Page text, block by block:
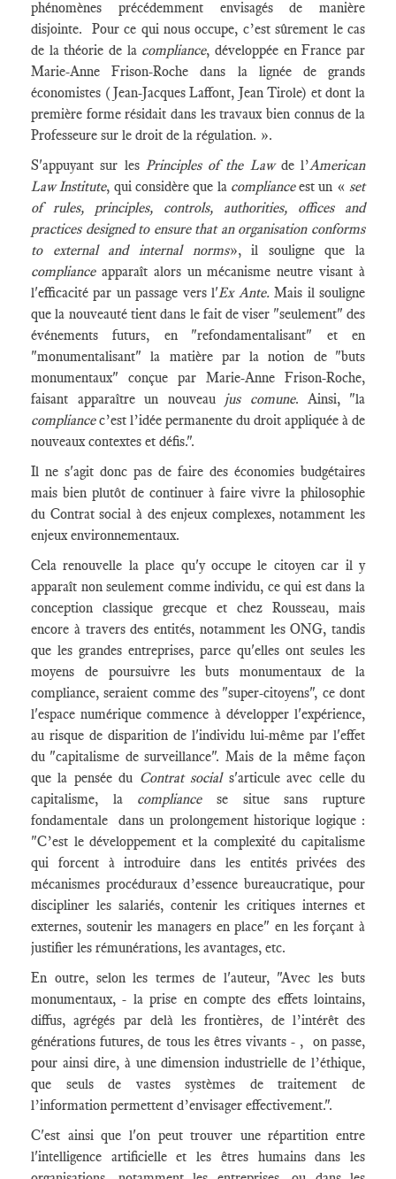
phénomènes précédemment envisagés de manière
disjointe. Pour ce qui nous occupe, c’est sûrement le cas
de la théorie de la compliance, développée en France par
Marie-Anne Frison-Roche dans la lignée de grands
économistes (Jean-Jacques Laffont, Jean Tirole) et dont la
première forme résidait dans les travaux bien connus de la
Professeure sur le droit de la régulation. ».
S'appuyant sur les Principles of the Lawde l’American
Law Institute, qui considère que la complianceest un «set
of rules, principles, controls, authorities, offices and
practices designed to ensure that an organisation conforms
to external and internal norms», il souligne que la
compliance apparaît alors un mécanisme neutre visant à
l'efficacité par un passage vers l'Ex Ante.Mais il souligne
que la nouveauté tient dans le fait de viser "seulement" des
événements futurs, en "refondamentalisant" et en
"monumentalisant" la matière par la notion de "buts
monumentaux" conçue par Marie-Anne Frison-Roche,
faisant apparaître un nouveau jus comune. Ainsi, "la
compliancec’est l’idée permanente du droit appliquée à de
nouveaux contextes et défis.".
Il ne s'agit donc pas de faire des économies budgétaires
mais bien plutôt de continuer à faire vivre la philosophie
du Contrat social à des enjeux complexes, notamment les
enjeux environnementaux.
Cela renouvelle la place qu'y occupe le citoyen car il y
apparaît non seulement comme individu, ce qui est dans la
conception classique grecque et chez Rousseau, mais
encore à travers des entités, notamment les ONG, tandis
que les grandes entreprises, parce qu'elles ont seules les
moyens de poursuivre les buts monumentaux de la
compliance, seraient comme des "super-citoyens", ce dont
l'espace numérique commence à développer l'expérience,
au risque de disparition de l'individu lui-même par l'effet
du "capitalisme de surveillance". Mais de la même façon
que la pensée du Contrat social s'articule avec celle du
capitalisme, la compliancese situe sans rupture
fondamentale dans un prolongement historique logique :
"C’est le développement et la complexité du capitalisme
qui forcent à introduire dans les entités privées des
mécanismes procéduraux d’essence bureaucratique, pour
discipliner les salariés, contenir les critiques internes et
externes, soutenir les managers en place" en les forçant à
justifier les rémunérations, les avantages, etc.
En outre, selon les termes de l'auteur, "Avec les buts
monumentaux, - la prise en compte des effets lointains,
diffus, agrégés par delà les frontières, de l’intérêt des
générations futures, de tous les êtres vivants - , on passe,
pour ainsi dire, à une dimension industrielle de l’éthique,
que seuls de vastes systèmes de traitement de
l’information permettent d’envisager effectivement.".
C'est ainsi que l'on peut trouver une répartition entre
l'intelligence artificielle et les êtres humains dans les